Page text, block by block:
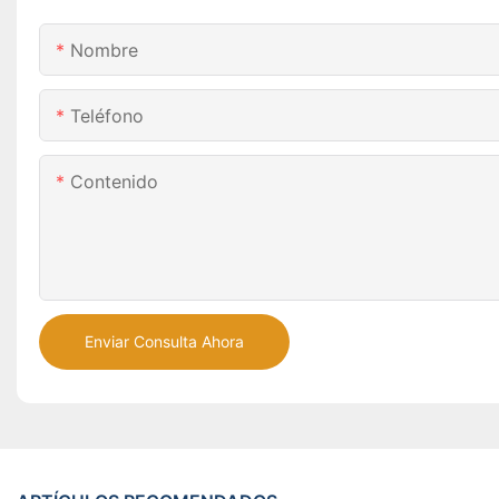
Nombre
Teléfono
Contenido
Enviar Consulta Ahora